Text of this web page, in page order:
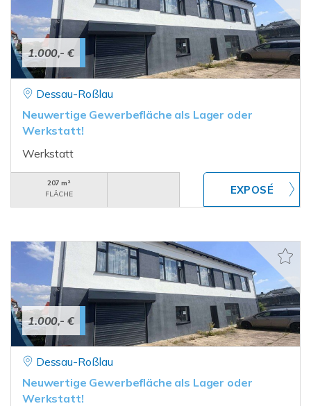
1.000,- €
Dessau-Roßlau
Neuwertige Gewerbefläche als Lager oder
Werkstatt!
Werkstatt
207 m²
FLÄCHE
1.000,- €
Dessau-Roßlau
Neuwertige Gewerbefläche als Lager oder
Werkstatt!